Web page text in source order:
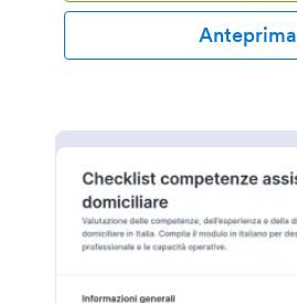
Anteprima